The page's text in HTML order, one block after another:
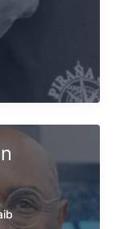
quo
2026